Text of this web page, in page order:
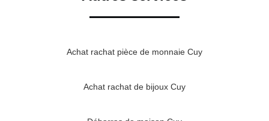
Achat rachat pièce de monnaie Cuy
Achat rachat de bijoux Cuy